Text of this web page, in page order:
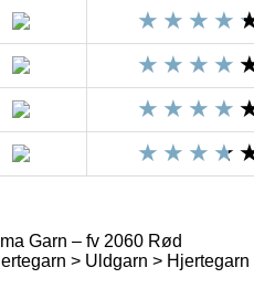
Garn – fv 2060 Rød
> Uldgarn >